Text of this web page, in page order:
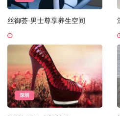
丝御荟·男士尊享养生空间
深圳